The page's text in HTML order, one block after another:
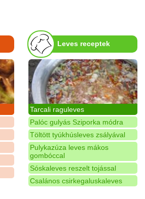
Leves receptek
Tarcali raguleves
Palóc gulyás Sziporka módra
Töltött tyúkhúsleves zsályával
Pulykazúza leves mákos
gombóccal
Sóskaleves reszelt tojással
Csalános csirkegaluskaleves